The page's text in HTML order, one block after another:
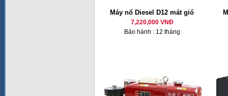
Máy nổ Diesel D12 mát gió
7,220,000 VNĐ
Bảo hành : 12 tháng